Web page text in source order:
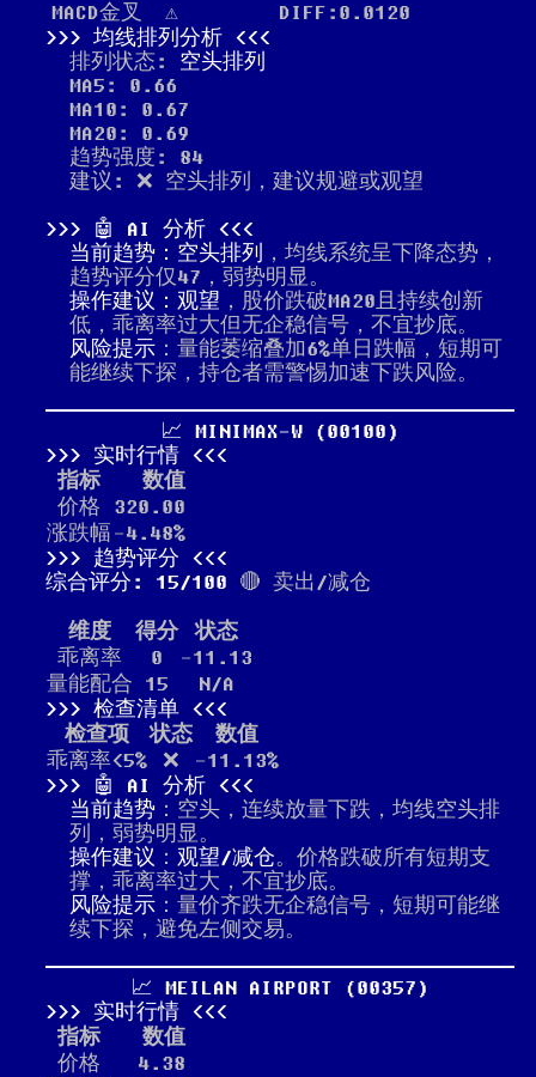
MACD金叉
⚠️
DIFF:0.0120
均线排列分析
排列状态: 空头排列
MA5: 0.66
MA10: 0.67
MA20: 0.69
趋势强度: 84
建议: ❌ 空头排列，建议规避或观望
🤖 AI 分析
当前趋势：空头排列 ，均线系统呈下降态势，
趋势评分仅47，弱势明显。
操作建议：观望 ，股价跌破MA20且持续创新
低，乖离率过大但无企稳信号，不宜抄底。
风险提示 ：量能萎缩叠加6%单日跌幅，短期可
能继续下探，持仓者需警惕加速下跌风险。
📈 MINIMAX-W (00100)
实时行情
指标
数值
价格
320.00
涨跌幅 -4.48%
趋势评分
综合评分: 15/100 🔴 卖出/减仓
维度 得分
状态
乖离率
0
-11.13
量能配合 15
N/A
检查清单
检查项
状态
数值
乖离率<5%
❌
-11.13%
🤖 AI 分析
当前趋势 ：空头，连续放量下跌，均线空头排
列，弱势明显。
操作建议 ： 观望/减仓。价格跌破所有短期支
撑，乖离率过大，不宜抄底。
风险提示 ：量价齐跌无企稳信号，短期可能继
续下探，避免左侧交易。
📈 MEILAN AIRPORT (00357)
实时行情
指标
数值
价格
4.38